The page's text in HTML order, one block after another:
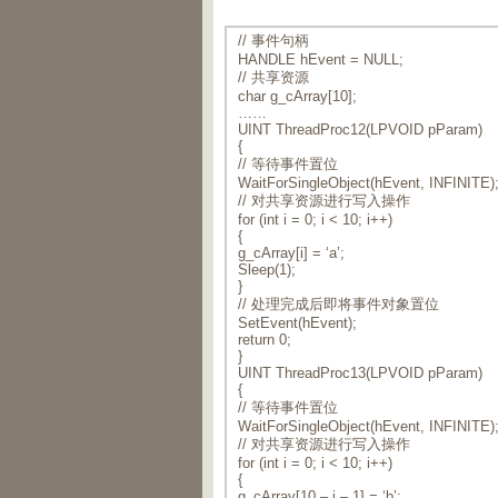
// 事件句柄
HANDLE hEvent = NULL;
// 共享资源
char g_cArray[10];
……
UINT ThreadProc12(LPVOID pParam)
{
// 等待事件置位
WaitForSingleObject(hEvent, INFINITE);
// 对共享资源进行写入操作
for (int i = 0; i < 10; i++)
{
g_cArray[i] = ‘a’;
Sleep(1);
}
// 处理完成后即将事件对象置位
SetEvent(hEvent);
return 0;
}
UINT ThreadProc13(LPVOID pParam)
{
// 等待事件置位
WaitForSingleObject(hEvent, INFINITE);
// 对共享资源进行写入操作
for (int i = 0; i < 10; i++)
{